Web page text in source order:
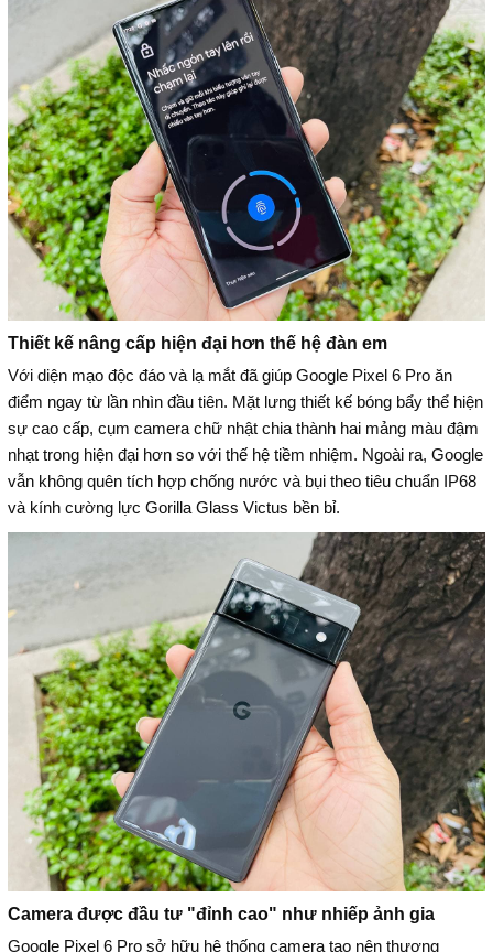
Thiết kế nâng cấp hiện đại hơn thế hệ đàn em
Với diện mạo độc đáo và lạ mắt đã giúp Google Pixel 6 Pro ăn
điểm ngay từ lần nhìn đầu tiên. Mặt lưng thiết kế bóng bẩy thể hiện
sự cao cấp, cụm camera chữ nhật chia thành hai mảng màu đậm
nhạt trong hiện đại hơn so với thế hệ tiềm nhiệm. Ngoài ra, Google
vẫn không quên tích hợp chống nước và bụi theo tiêu chuẩn IP68
và kính cường lực Gorilla Glass Victus bền bỉ.
Camera được đầu tư "đỉnh cao" như nhiếp ảnh gia
Google Pixel 6 Pro sở hữu hệ thống camera tạo nên thương